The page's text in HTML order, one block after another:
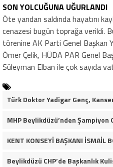
SON YOLCUĞUNA UĞURLANDI
Öte yandan saldırıda hayatını
cenazesi bugün toprağa verildi.
törenine AK Parti Genel Başkan
Ömer Çelik, HÜDA PAR Genel
Süleyman Elban ile çok sayıda
MHP Beylikdüzü’nden